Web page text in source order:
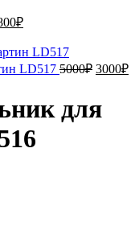
₽Текущая
5800₽.
LD517 5000₽
5000₽.
3000₽
для